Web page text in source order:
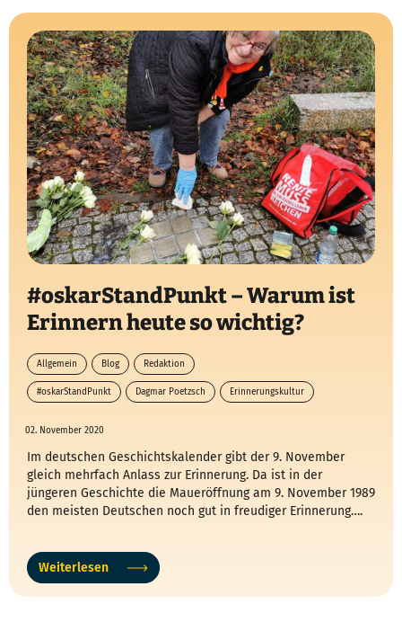
#oskarStandPunkt – Warum ist
Erinnern heute so wichtig?
Allgemein Blog Redaktion
#oskarStandPunkt Dagmar Poetzsch Erinnerungskultur
02. November 2020
Im deutschen Geschichtskalender gibt der 9. November
gleich mehrfach Anlass zur Erinnerung. Da ist in der
jüngeren Geschichte die Maueröffnung am 9. November 1989
den meisten Deutschen noch gut in freudiger Erinnerung….
Weiterlesen